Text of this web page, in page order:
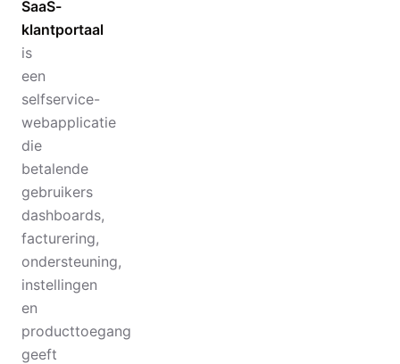
SaaS-
klantportaal
is
een
selfservice-
webapplicatie
die
betalende
gebruikers
dashboards,
facturering,
ondersteuning,
instellingen
en
producttoegang
geeft